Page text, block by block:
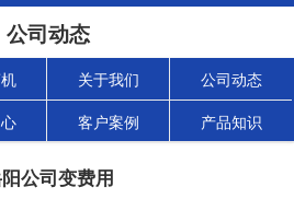
公司动态
关于我们 公司动态
客户案例 产品知识
公司变费用